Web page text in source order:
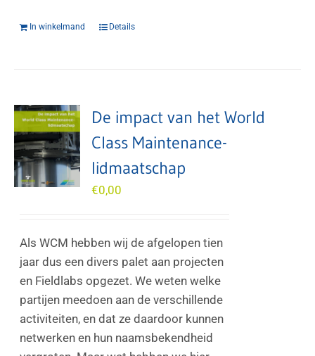
In winkelmand Details
De impact van het World
Class Maintenance-
lidmaatschap
€0,00
Als WCM hebben wij de afgelopen tien
jaar dus een divers palet aan projecten
en Fieldlabs opgezet. We weten welke
partijen meedoen aan de verschillende
activiteiten, en dat ze daardoor kunnen
netwerken en hun naamsbekendheid